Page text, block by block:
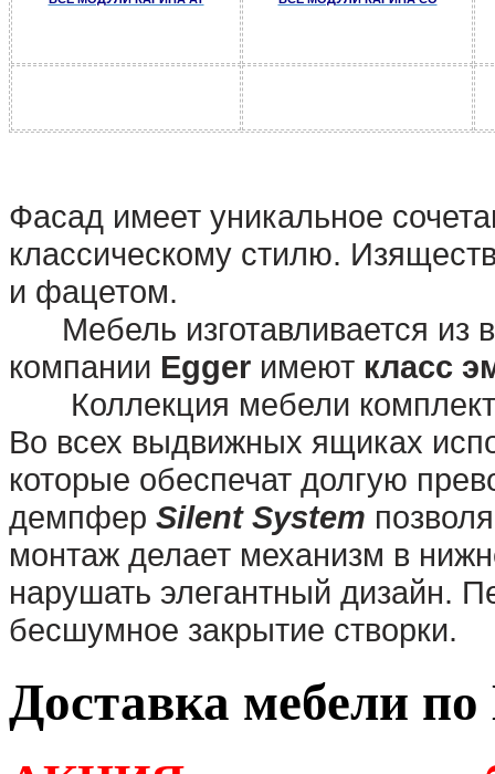
Фасад имеет уникальное
классическому стилю.
и фацетом.
Мебель изготавливается из
компании Egger имеют класс
Коллекция мебели
Во всех выдвижных ящиках
которые обеспечат долгую
демпфер Silent System
монтаж делает механизм в
нарушать элегантный дизайн.
бесшумное закрытие створки.
Доставка мебели